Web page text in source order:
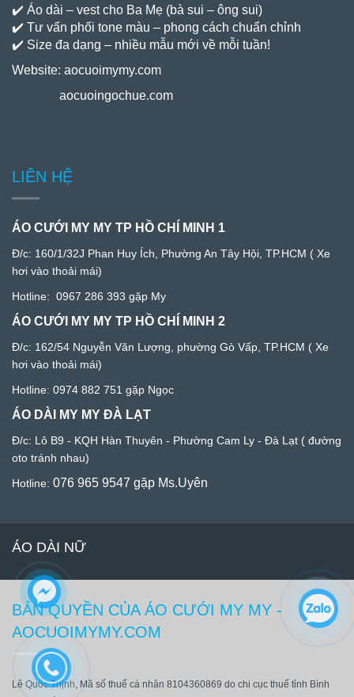
ÁO DÀI NỮ
✔️ Áo dài – vest cho Ba Mẹ (bà sui – ông sui)
✔️ Tư vấn phối tone màu – phong cách chuẩn chỉnh
✔️ Size đa dạng – nhiều mẫu mới về mỗi tuần!
Website: aocuoimymy.com
aocuoingochue.com
LIÊN HỆ
ÁO CƯỚI MY MY TP HỒ CHÍ MINH 1
Đ/c: 160/1/32J Phan Huy Ích, Phường An Tây Hội, TP.HCM ( Xe
hơi vào thoải mái)
Hotline: 0967 286 393 gặp My
ÁO CƯỚI MY MY TP HỒ CHÍ MINH 2
Đ/c: 162/54 Nguyễn Văn Lượng, phường Gò Vấp, TP.HCM ( Xe
hơi vào thoải mái)
Hotline: 0974 882 751 gặp Ngọc
ÁO DÀI MY MY ĐÀ LẠT
Đ/c: Lô B9 - KQH Hàn Thuyên - Phường Cam Ly - Đà Lạt ( đường
oto tránh nhau)
Hotline: 076 965 9547 gặp Ms.Uyên
BẢN QUYỀN CỦA ÁO CƯỚI MY MY -
AOCUOIMYMY.COM
Lê Quốc Thịnh, Mã số thuế cá nhân 8104360869 do chi cục thuế tỉnh Bình